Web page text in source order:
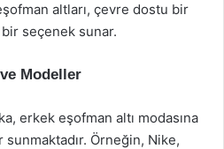
altları, çevre dostu bir
seçenek sunar.
Modeller
erkek eşofman altı modasına
Örneğin, Nike,